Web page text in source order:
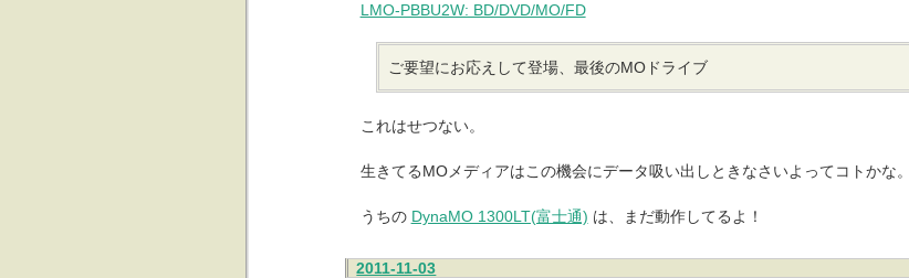
LMO-PBBU2W: BD/DVD/MO/FD
ご要望にお応えして登場、最後のMOドライブ
これはせつない。
生きてるMOメディアはこの機会にデータ吸い出しときなさいよってコトかな。
うちの DynaMO 1300LT(富士通) は、まだ動作してるよ！
2011-11-03